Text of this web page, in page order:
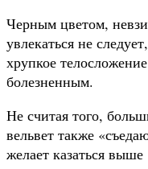
Черным цветом,
увлекаться не
хрупкое
болезненным.
Не считая того,
вельвет также
желает казаться выше